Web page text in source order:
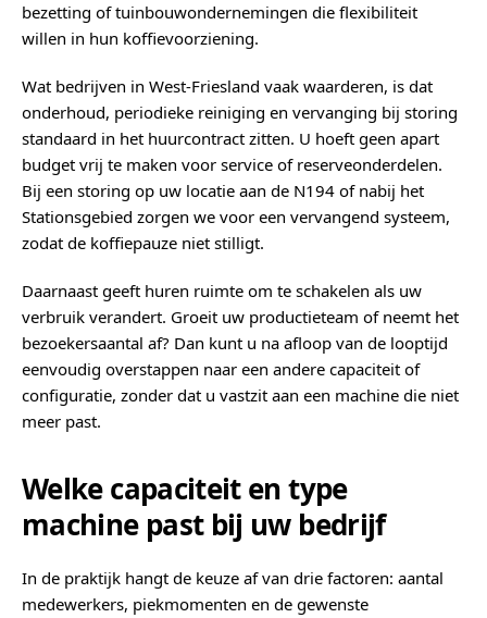
bezetting of tuinbouwondernemingen die flexibiliteit
willen in hun koffievoorziening.
Wat bedrijven in West-Friesland vaak waarderen, is dat
onderhoud, periodieke reiniging en vervanging bij storing
standaard in het huurcontract zitten. U hoeft geen apart
budget vrij te maken voor service of reserveonderdelen.
Bij een storing op uw locatie aan de N194 of nabij het
Stationsgebied zorgen we voor een vervangend systeem,
zodat de koffiepauze niet stilligt.
Daarnaast geeft huren ruimte om te schakelen als uw
verbruik verandert. Groeit uw productieteam of neemt het
bezoekersaantal af? Dan kunt u na afloop van de looptijd
eenvoudig overstappen naar een andere capaciteit of
configuratie, zonder dat u vastzit aan een machine die niet
meer past.
Welke capaciteit en type
machine past bij uw bedrijf
In de praktijk hangt de keuze af van drie factoren: aantal
medewerkers, piekmomenten en de gewenste